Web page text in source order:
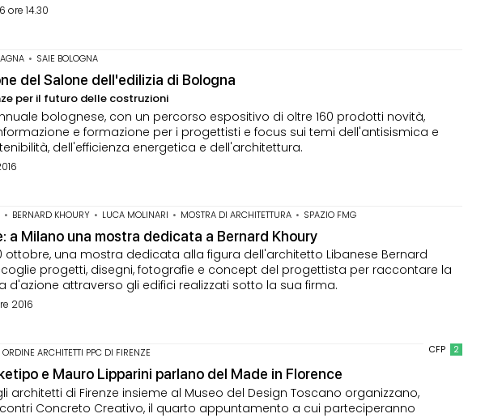
ore 14.30
• SAIE BOLOGNA
del Salone dell'edilizia di Bologna
per il futuro delle costruzioni
bolognese, con un percorso espositivo di oltre 160 prodotti novità,
e formazione per i progettisti e focus sui temi dell'antisismica e
dell'efficienza energetica e dell'architettura.
• BERNARD KHOURY • LUCA MOLINARI • MOSTRA DI ARCHITETTURA • SPAZIO FMG
a Milano una mostra dedicata a Bernard Khoury
ottobre, una mostra dedicata alla figura dell'architetto Libanese Bernard
progetti, disegni, fotografie e concept del progettista per raccontare la
d'azione attraverso gli edifici realizzati sotto la sua firma.
2016
CFP 2
ORDINE ARCHITETTI PPC DI FIRENZE
e Mauro Lipparini parlano del Made in Florence
architetti di Firenze insieme al Museo del Design Toscano organizzano,
Concreto Creativo, il quarto appuntamento a cui parteciperanno